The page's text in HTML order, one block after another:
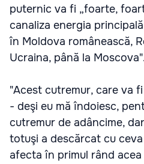
puternic va fi „foarte,
canaliza energia
în Moldova românească,
Ucraina, până la
"Acest cutremur, care va
- deşi eu mă îndoiesc,
cutremur de adâncime,
totuşi a descărcat cu
afecta în primul rând